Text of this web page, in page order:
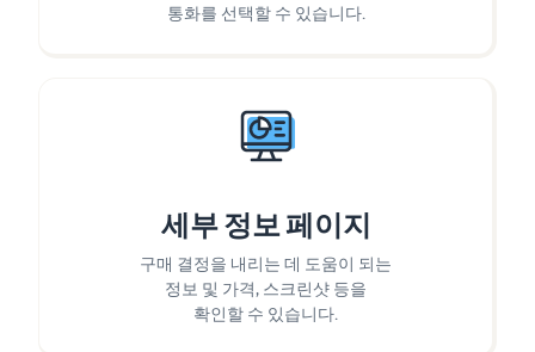
통화를 선택할 수 있습니다.
세부 정보 페이지
구매 결정을 내리는 데 도움이 되는
정보 및 가격, 스크린샷 등을
확인할 수 있습니다.